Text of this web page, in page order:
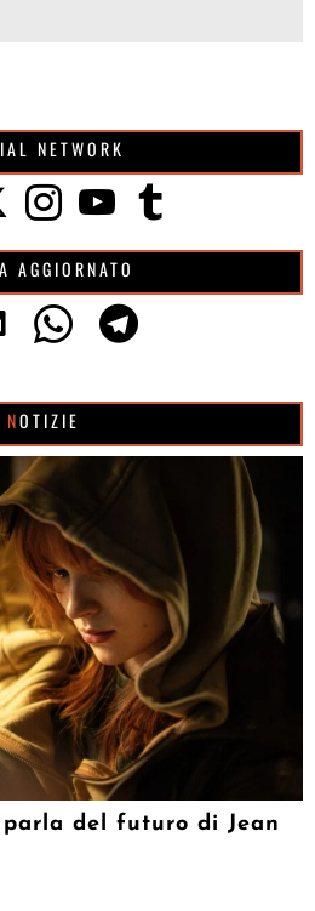
NETWORK
AGGIORNATO
NOTIZIE
parla del futuro di Jean